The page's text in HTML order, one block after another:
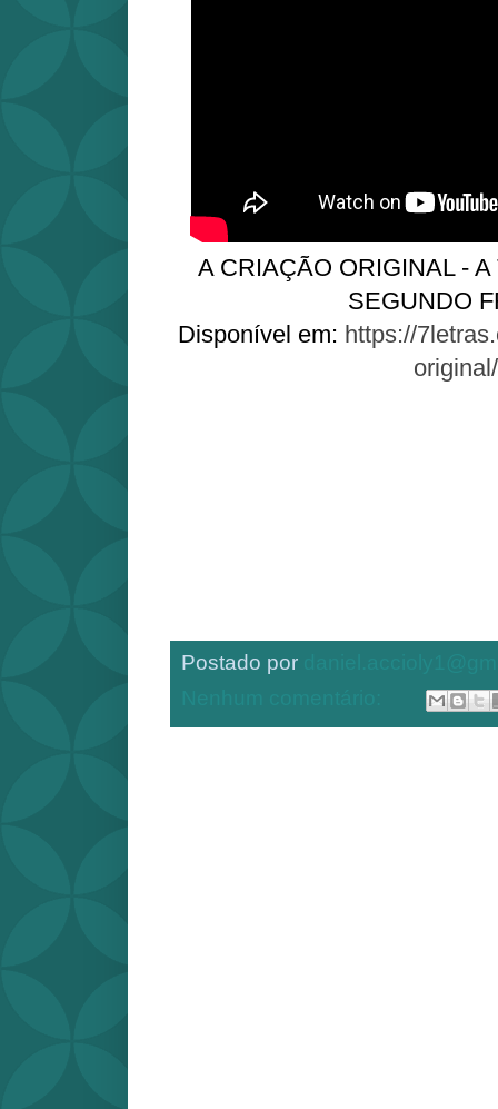
A CRIAÇÃO ORIGINAL -
SEGUNDO
Disponível em: https://
original/
Postado por